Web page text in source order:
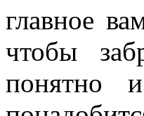
главное
чтобы
понятно